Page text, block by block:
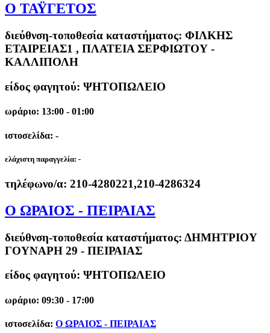
Ο ΤΑΫΓΕΤΟΣ
διεύθνση-τοποθεσία καταστήματος: ΦΙΛΚΗΣ
ΕΤΑΙΡΕΙΑΣ1 , ΠΛΑΤΕΙΑ ΣΕΡΦΙΩΤΟΥ -
ΚΑΛΛΙΠΟΛΗ
είδος φαγητού: ΨΗΤΟΠΩΛΕΙΟ
ωράριο: 13:00 - 01:00
ιστοσελίδα: -
ελάχιστη παραγγελία: -
τηλέφωνο/α: 210-4280221,210-4286324
Ο ΩΡΑΙΟΣ - ΠΕΙΡΑΙΑΣ
διεύθνση-τοποθεσία καταστήματος: ΔΗΜΗΤΡΙΟΥ
ΓΟΥΝΑΡΗ 29 - ΠΕΙΡΑΙΑΣ
είδος φαγητού: ΨΗΤΟΠΩΛΕΙΟ
ωράριο: 09:30 - 17:00
ιστοσελίδα: Ο ΩΡΑΙΟΣ - ΠΕΙΡΑΙΑΣ